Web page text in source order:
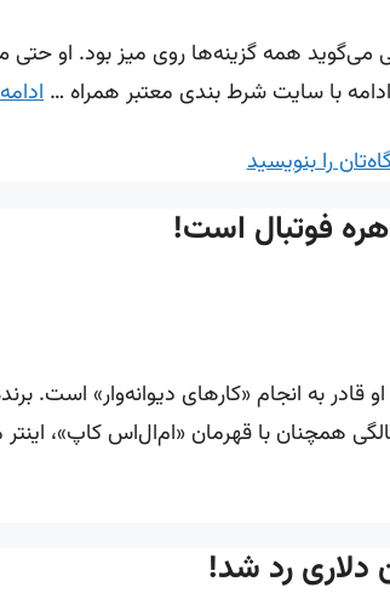
همه گزینه‌ها روی میز بود. او حتی
ادامه با سایت شرط بندی معتبر همراه … ادامه
را بنویسید
فوتبال است!
قادر به انجام «کارهای دیوانه‌وار» است.